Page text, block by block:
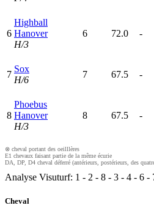
6
Highball
Hanover
H/3
6 72.0 -
7
Sox
H/6
7 67.5 -
8
Phoebus
Hanover
H/3
8 67.5 -
⊗ cheval portant des oeilllères
E1 chevaux faisant partie de la même écurie
DA, DP, D4 cheval déferré (antérieurs, postérieurs, des
Analyse Visuturf: 1 - 2 - 8 - 3 - 4 - 6 -
Cheval